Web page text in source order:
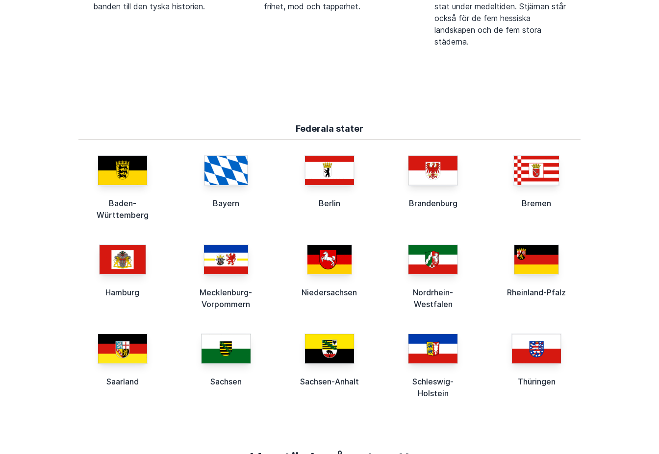
banden till den tyska historien.
frihet, mod och tapperhet.
stat under medeltiden. Stjärnan står
också för de fem hessiska
landskapen och de fem stora
städerna.
Federala stater
Baden-
Württemberg
Bayern Berlin Brandenburg Bremen
Hamburg
Mecklenburg-
Vorpommern
Niedersachsen
Nordrhein-
Westfalen
Rheinland-Pfalz
Saarland Sachsen Sachsen-Anhalt
Schleswig-
Holstein
Thüringen